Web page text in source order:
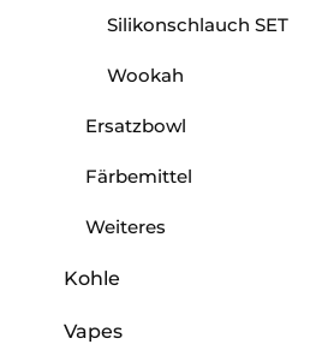
Silikonschlauch SET
Wookah
Ersatzbowl
Färbemittel
Weiteres
Kohle
Vapes